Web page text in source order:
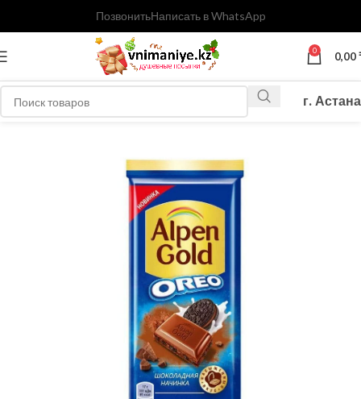
ПозвонитьНаписать в WhatsApp
0 0,00
г. Астана